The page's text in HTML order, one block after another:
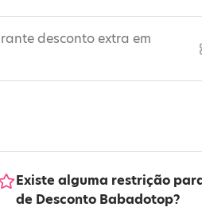
desconto extra em
Existe alguma restrição
de Desconto Babadotop?